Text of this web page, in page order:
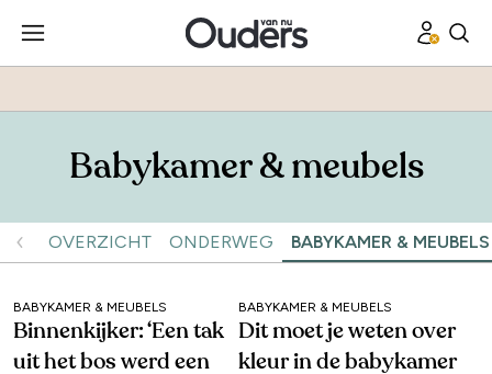
Babykamer & meubels
OVERZICHT ONDERWEG BABYKAMER & MEUBELS
BABYKAMER & MEUBELS
Binnenkijker: ‘Een tak
uit het bos werd een
BABYKAMER & MEUBELS
Dit moet je weten over
kleur in de babykamer